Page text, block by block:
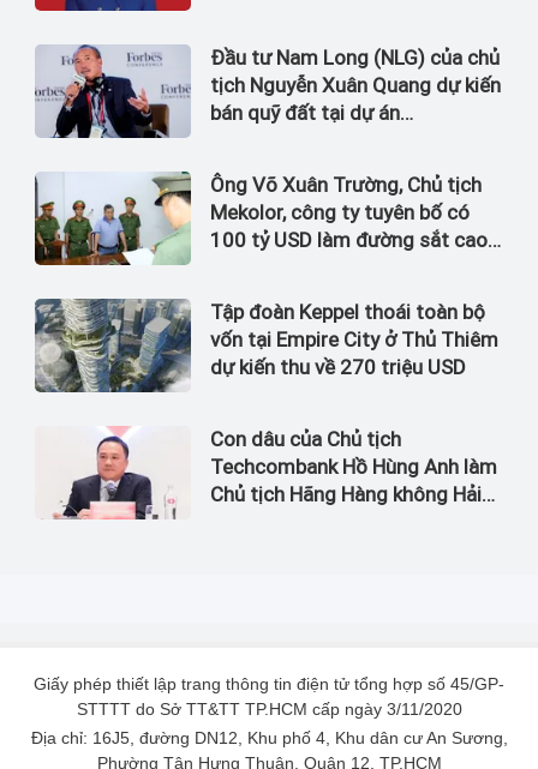
Đầu tư Nam Long (NLG) của chủ
tịch Nguyễn Xuân Quang dự kiến
bán quỹ đất tại dự án
Ông Võ Xuân Trường, Chủ tịch
Mekolor, công ty tuyên bố có
100 tỷ USD làm đường sắt cao
Tập đoàn Keppel thoái toàn bộ
vốn tại Empire City ở Thủ Thiêm
dự kiến thu về 270 triệu USD
Con dâu của Chủ tịch
Techcombank Hồ Hùng Anh làm
Chủ tịch Hãng Hàng không Hải
Giấy phép thiết lập trang thông tin điện tử tổng hợp số 45/GP-
STTTT do Sở TT&TT TP.HCM cấp ngày 3/11/2020
Địa chỉ: 16J5, đường DN12, Khu phố 4, Khu dân cư An Sương,
Phường Tân Hưng Thuận, Quận 12, TP.HCM